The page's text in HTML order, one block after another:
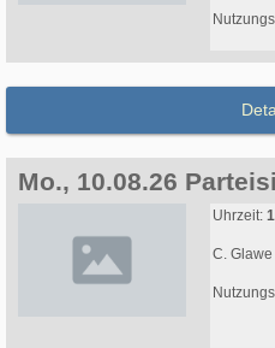
Mo., 10.08.26
Uhrzeit:
C. Glawe